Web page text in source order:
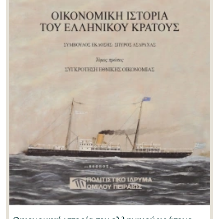
Μάχη Καραλή (0)
Νάντια Μαχά-Μπιζούμη
Νατάσσα Φιλιππουπολίτη
Νίκη Ψαρράκη-Μπελεσιώτη(0)
Νικόλαος Παπαδόπουλος(1)
Νίκος Δεμερτζής(1)